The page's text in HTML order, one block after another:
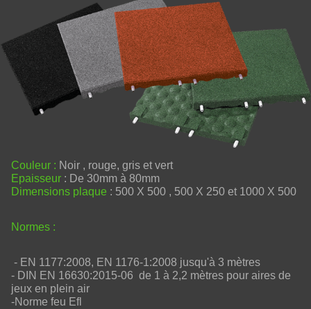
Couleur : Noir , rouge, gris et vert
Epaisseur : De 30mm à 80mm
Dimensions plaque : 500 X 500 , 500 X 250 et 1000 X 500
Normes :
- EN 1177:2008, EN 1176-1:2008 jusqu'à 3 mètres
- DIN EN 16630:2015-06 de 1 à 2,2 mètres pour aires de
jeux en plein air
-Norme feu Efl